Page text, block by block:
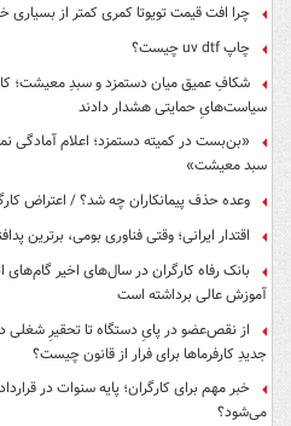
چرا افت قیمت تویوتا کمری کمتر از
چاپ uv dtf چیست؟
شکافِ عمیق میان دستمزد و سبدِ معیشت؛
سیاست‌هایِ حمایتی هشدار دادند
«بن‌بست در کمیته دستمزد؛ اعلام آمادگی
سبد معیشت»
وعده حذف پیمانکاران چه شد؟ / اعتراض
اقتدار ایرانی؛ وقتی فناوری بومی، برترین
بانک رفاه کارگران در سال‌های اخیر
آموزش عالی برداشته است
از نقص‌عضو در پایِ دستگاه تا تحقیرِ شغلی
جدیدِ کارفرماها برای فرار از قانون چیست؟
خبر مهم برای کارگران؛ پایه سنوات در
می‌شود؟